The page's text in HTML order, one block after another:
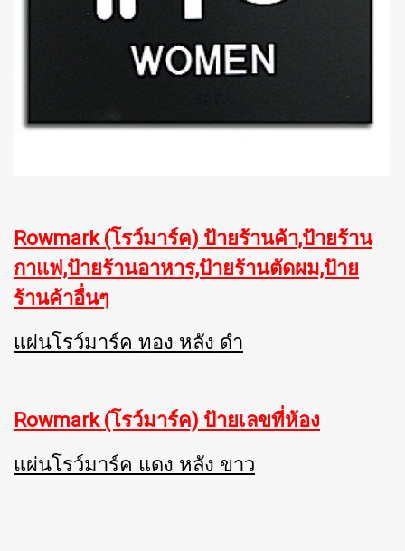
Rowmark (โรว์มาร์ค) ป้ายร้านค้า,ป้ายร้าน
กาแฟ,ป้ายร้านอาหาร,ป้ายร้านตัดผม,ป้าย
ร้านค้าอื่นๆ
แผ่นโรว์มาร์ค ทอง หลัง ดำ
Rowmark (โรว์มาร์ค) ป้ายเลขที่ห้อง
แผ่นโรว์มาร์ค แดง หลัง ขาว